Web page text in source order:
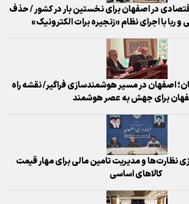
در اصفهان برای نخستین بار در کشور / حذف
ربا با اجرای نظام «زنجیره برات الکترونیک»
اصفهان در مسیر هوشمندسازی فراگیر/ نقشه راه
برای جهش به عصر هوشمند
نظارت‌ها و مدیریت تامین مالی برای مهار قیمت
کالاهای اساسی